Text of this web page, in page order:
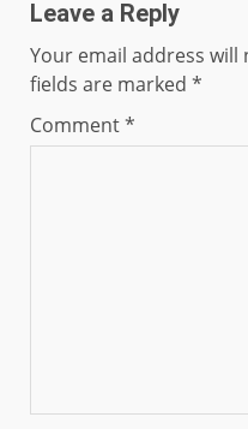
Leave a Reply
Your email address will
fields are marked *
Comment*